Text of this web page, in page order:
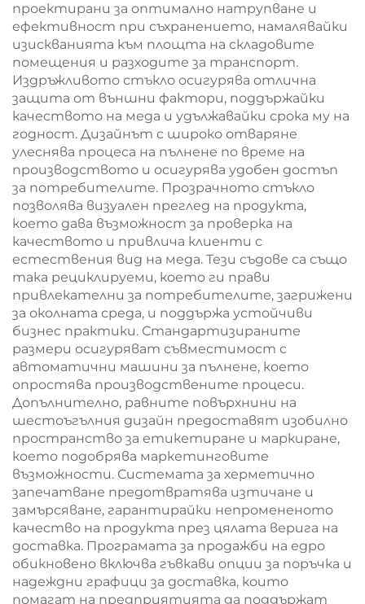
проектирани за оптимално натрупване и
ефективност при съхранението, намалявайки
изискванията към площта на складовите
помещения и разходите за транспорт.
Издръжливото стъкло осигурява отлична
защита от външни фактори, поддържайки
качеството на меда и удължавайки срока му на
годност. Дизайнът с широко отваряне
улеснява процеса на пълнене по време на
производството и осигурява удобен достъп
за потребителите. Прозрачното стъкло
позволява визуален преглед на продукта,
което дава възможност за проверка на
качеството и привлича клиенти с
естествения вид на меда. Тези съдове са също
така рециклируеми, което ги прави
привлекателни за потребителите, загрижени
за околната среда, и поддържа устойчиви
бизнес практики. Стандартизираните
размери осигуряват съвместимост с
автоматични машини за пълнене, което
опростява производствените процеси.
Допълнително, равните повърхнини на
шестоъгълния дизайн предоставят изобилно
пространство за етикетиране и маркиране,
което подобрява маркетинговите
възможности. Системата за херметично
запечатване предотвратява изтичане и
замърсяване, гарантирайки непромененото
качество на продукта през цялата верига на
доставка. Програмата за продажби на едро
обикновено включва гъвкави опции за поръчка и
надеждни графици за доставка, които
помагат на предприятията да поддържат